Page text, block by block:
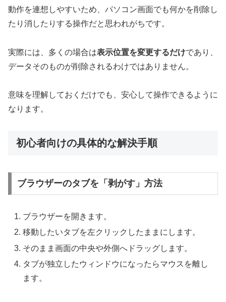
動作を連想しやすいため、パソコン画面でも何かを削除し
たり消したりする操作だと思われがちです。
実際には、多くの場合は表示位置を変更するだけであり、
データそのものが削除されるわけではありません。
意味を理解しておくだけでも、安心して操作できるように
なります。
初心者向けの具体的な解決手順
ブラウザーのタブを「剥がす」方法
ブラウザーを開きます。
移動したいタブを左クリックしたままにします。
そのまま画面の中央や外側へドラッグします。
タブが独立したウィンドウになったらマウスを離し
ます。